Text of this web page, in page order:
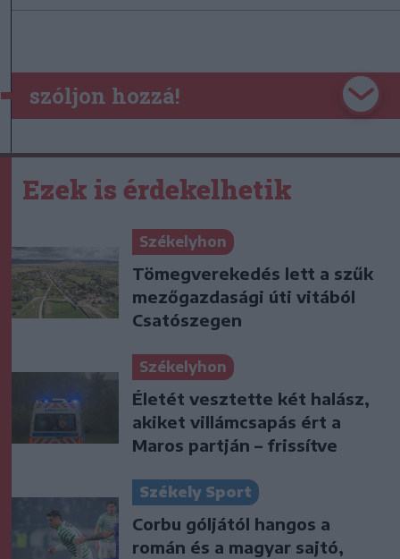
szóljon hozzá!
Ezek is érdekelhetik
Székelyhon
Tömegverekedés lett a szűk
mezőgazdasági úti vitából
Csatószegen
Székelyhon
Életét vesztette két halász,
akiket villámcsapás ért a
Maros partján – frissítve
Székely Sport
Corbu góljától hangos a
román és a magyar sajtó,